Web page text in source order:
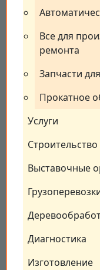
Все для
ремонта
Запчасти
Прокатное
Услуги
Строительство
Выставочные
Диагностика
Изготовление